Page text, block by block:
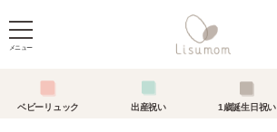
メニュー
ベビーリュック 出産祝い 1歳誕生日祝い